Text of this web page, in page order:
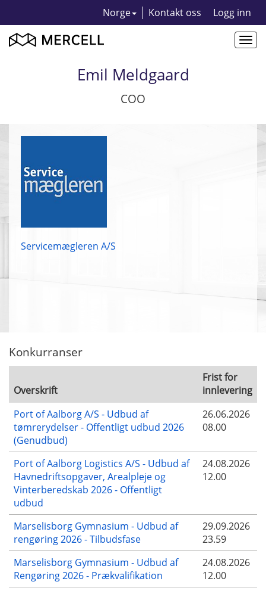
Norge Kontakt oss Logg inn
Emil Meldgaard
COO
Servicemægleren A/S
Konkurranser
Overskrift
Frist for
innlevering
Port of Aalborg A/S - Udbud af
tømrerydelser - Offentligt udbud 2026
(Genudbud)
26.06.2026
08.00
Port of Aalborg Logistics A/S - Udbud af
Havnedriftsopgaver, Arealpleje og
Vinterberedskab 2026 - Offentligt
udbud
24.08.2026
12.00
Marselisborg Gymnasium - Udbud af
rengøring 2026 - Tilbudsfase
29.09.2026
23.59
Marselisborg Gymnasium - Udbud af
Rengøring 2026 - Prækvalifikation
24.08.2026
12.00